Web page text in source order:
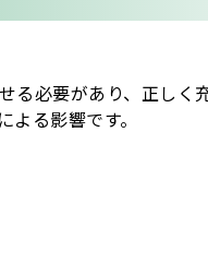
る必要があり、正しく
る影響です。